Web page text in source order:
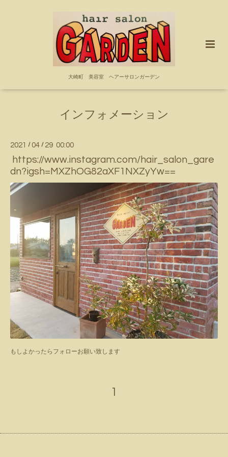
大崎町 美容室 ヘアーサロンガーデン
インフォメーション
2021 / 04 / 29 00:00
https://www.instagram.com/hair_salon_gare
dn?igsh=MXZhOG82aXF1NXZyYw==
もしよかったらフォローお願い致します
1